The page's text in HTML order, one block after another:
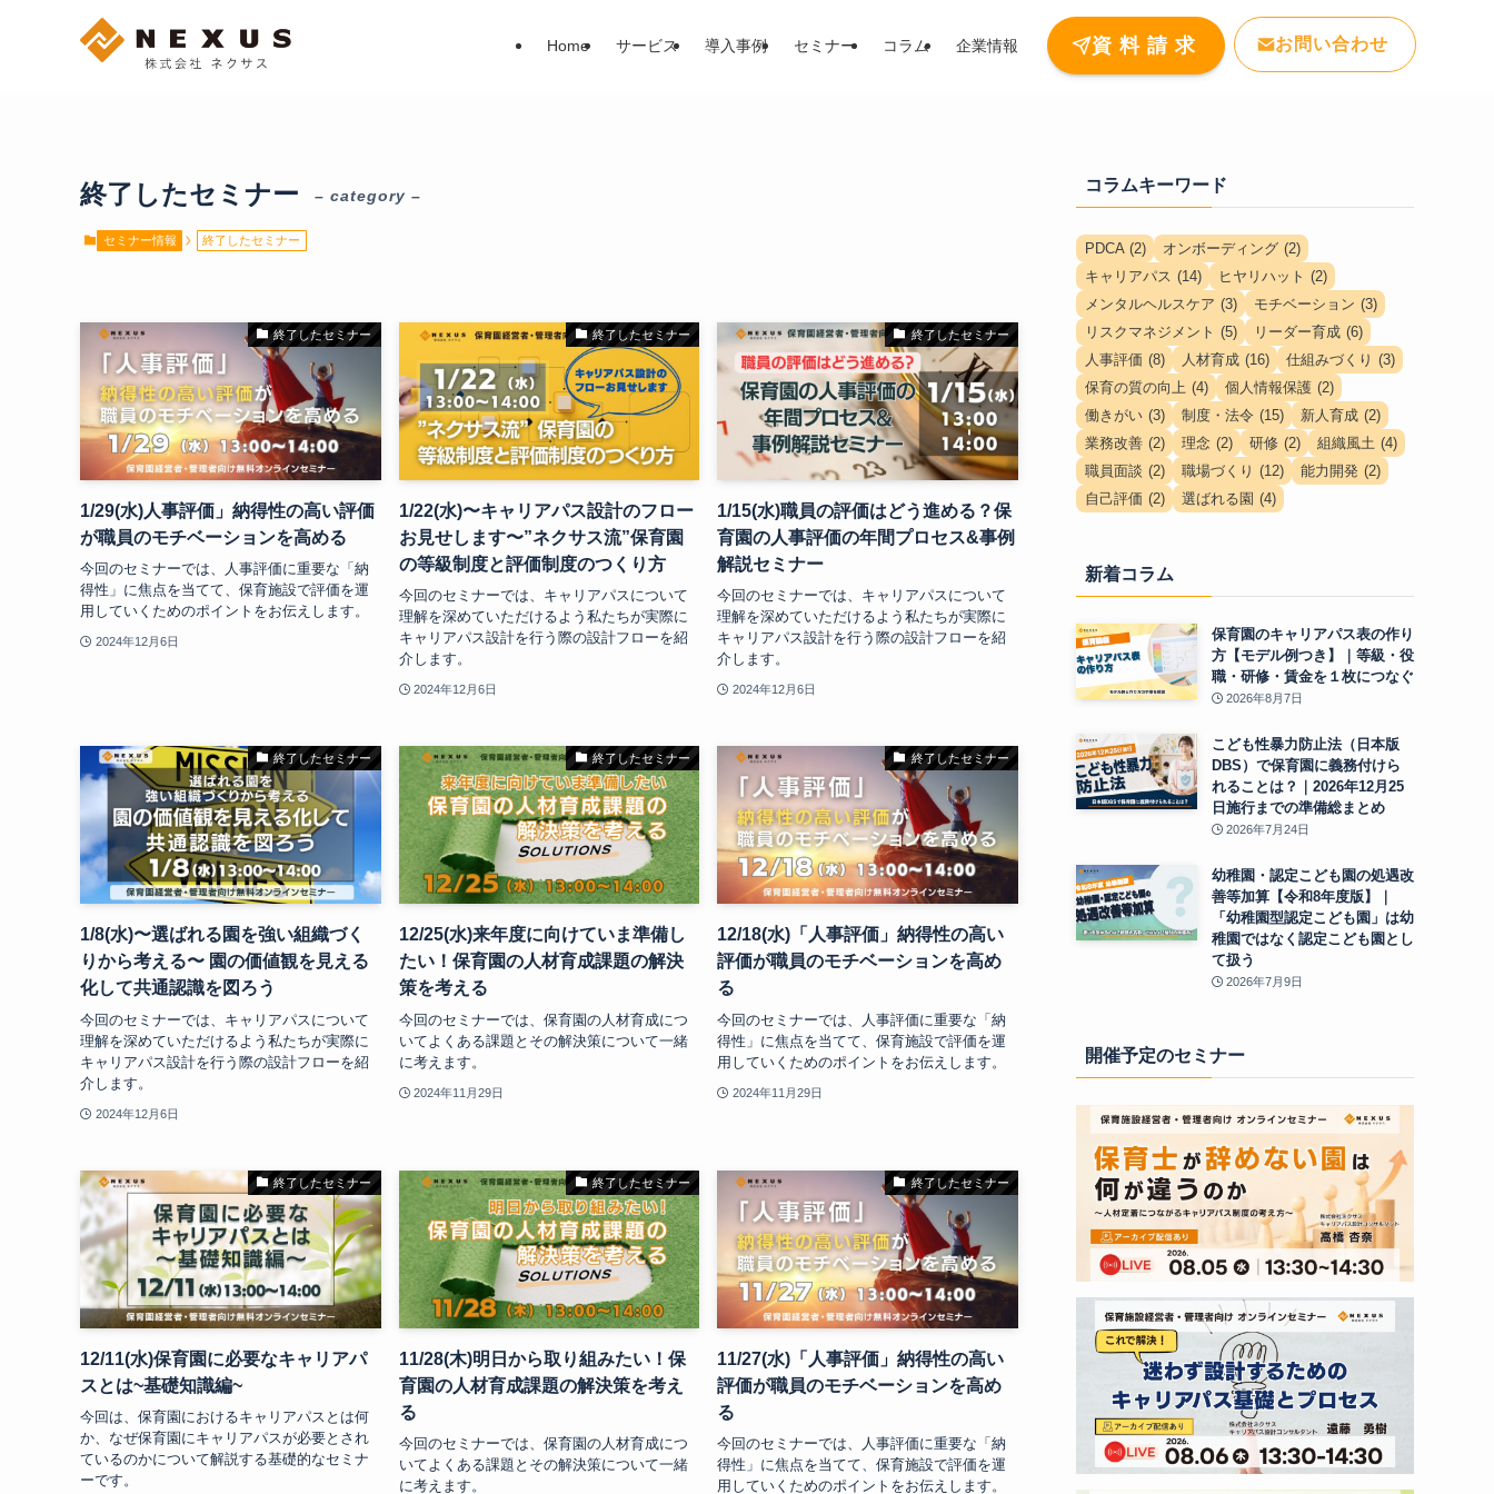
Home サービス 導入事例 セミナー コラム 企業情報 資 料 請 求 お問い合わせ
終了したセミナー – category –
セミナー情報 終了したセミナー
終了したセミナー
1/29(水)人事評価」納得性の高い評価
が職員のモチベーションを高める
今回のセミナーでは、人事評価に重要な「納
得性」に焦点を当てて、保育施設で評価を運
用していくためのポイントをお伝えします。
2024年12月6日
終了したセミナー
1/22(水)〜キャリアパス設計のフロー
お見せします〜”ネクサス流”保育園
の等級制度と評価制度のつくり方
今回のセミナーでは、キャリアパスについて
理解を深めていただけるよう私たちが実際に
キャリアパス設計を行う際の設計フローを紹
介します。
2024年12月6日
終了したセミナー
1/15(水)職員の評価はどう進める？保
育園の人事評価の年間プロセス&事例
解説セミナー
今回のセミナーでは、キャリアパスについて
理解を深めていただけるよう私たちが実際に
キャリアパス設計を行う際の設計フローを紹
介します。
2024年12月6日
終了したセミナー
1/8(水)〜選ばれる園を強い組織づく
りから考える〜 園の価値観を見える
化して共通認識を図ろう
今回のセミナーでは、キャリアパスについて
理解を深めていただけるよう私たちが実際に
キャリアパス設計を行う際の設計フローを紹
介します。
2024年12月6日
終了したセミナー
12/25(水)来年度に向けていま準備し
たい！保育園の人材育成課題の解決
策を考える
今回のセミナーでは、保育園の人材育成につ
いてよくある課題とその解決策について一緒
に考えます。
2024年11月29日
終了したセミナー
12/18(水)「人事評価」納得性の高い
評価が職員のモチベーションを高め
る
今回のセミナーでは、人事評価に重要な「納
得性」に焦点を当てて、保育施設で評価を運
用していくためのポイントをお伝えします。
2024年11月29日
終了したセミナー
12/11(水)保育園に必要なキャリアパ
スとは~基礎知識編~
今回は、保育園におけるキャリアパスとは何
か、なぜ保育園にキャリアパスが必要とされ
ているのかについて解説する基礎的なセミナ
ーです。
終了したセミナー
11/28(木)明日から取り組みたい！保
育園の人材育成課題の解決策を考え
る
今回のセミナーでは、保育園の人材育成につ
いてよくある課題とその解決策について一緒
に考えます。
終了したセミナー
11/27(水)「人事評価」納得性の高い
評価が職員のモチベーションを高め
る
今回のセミナーでは、人事評価に重要な「納
得性」に焦点を当てて、保育施設で評価を運
用していくためのポイントをお伝えします。
コラムキーワード
PDCA (2) オンボーディング (2)
キャリアパス (14) ヒヤリハット (2)
メンタルヘルスケア (3) モチベーション (3)
リスクマネジメント (5) リーダー育成 (6)
人事評価 (8) 人材育成 (16) 仕組みづくり (3)
保育の質の向上 (4) 個人情報保護 (2)
働きがい (3) 制度・法令 (15) 新人育成 (2)
業務改善 (2) 理念 (2) 研修 (2) 組織風土 (4)
職員面談 (2) 職場づくり (12) 能力開発 (2)
自己評価 (2) 選ばれる園 (4)
新着コラム
保育園のキャリアパス表の作り
方【モデル例つき】｜等級・役
職・研修・賃金を１枚につなぐ
2026年8月7日
こども性暴力防止法（日本版
DBS）で保育園に義務付けら
れることは？｜2026年12月25
日施行までの準備総まとめ
2026年7月24日
幼稚園・認定こども園の処遇改
善等加算【令和8年度版】｜
「幼稚園型認定こども園」は幼
稚園ではなく認定こども園とし
て扱う
2026年7月9日
開催予定のセミナー